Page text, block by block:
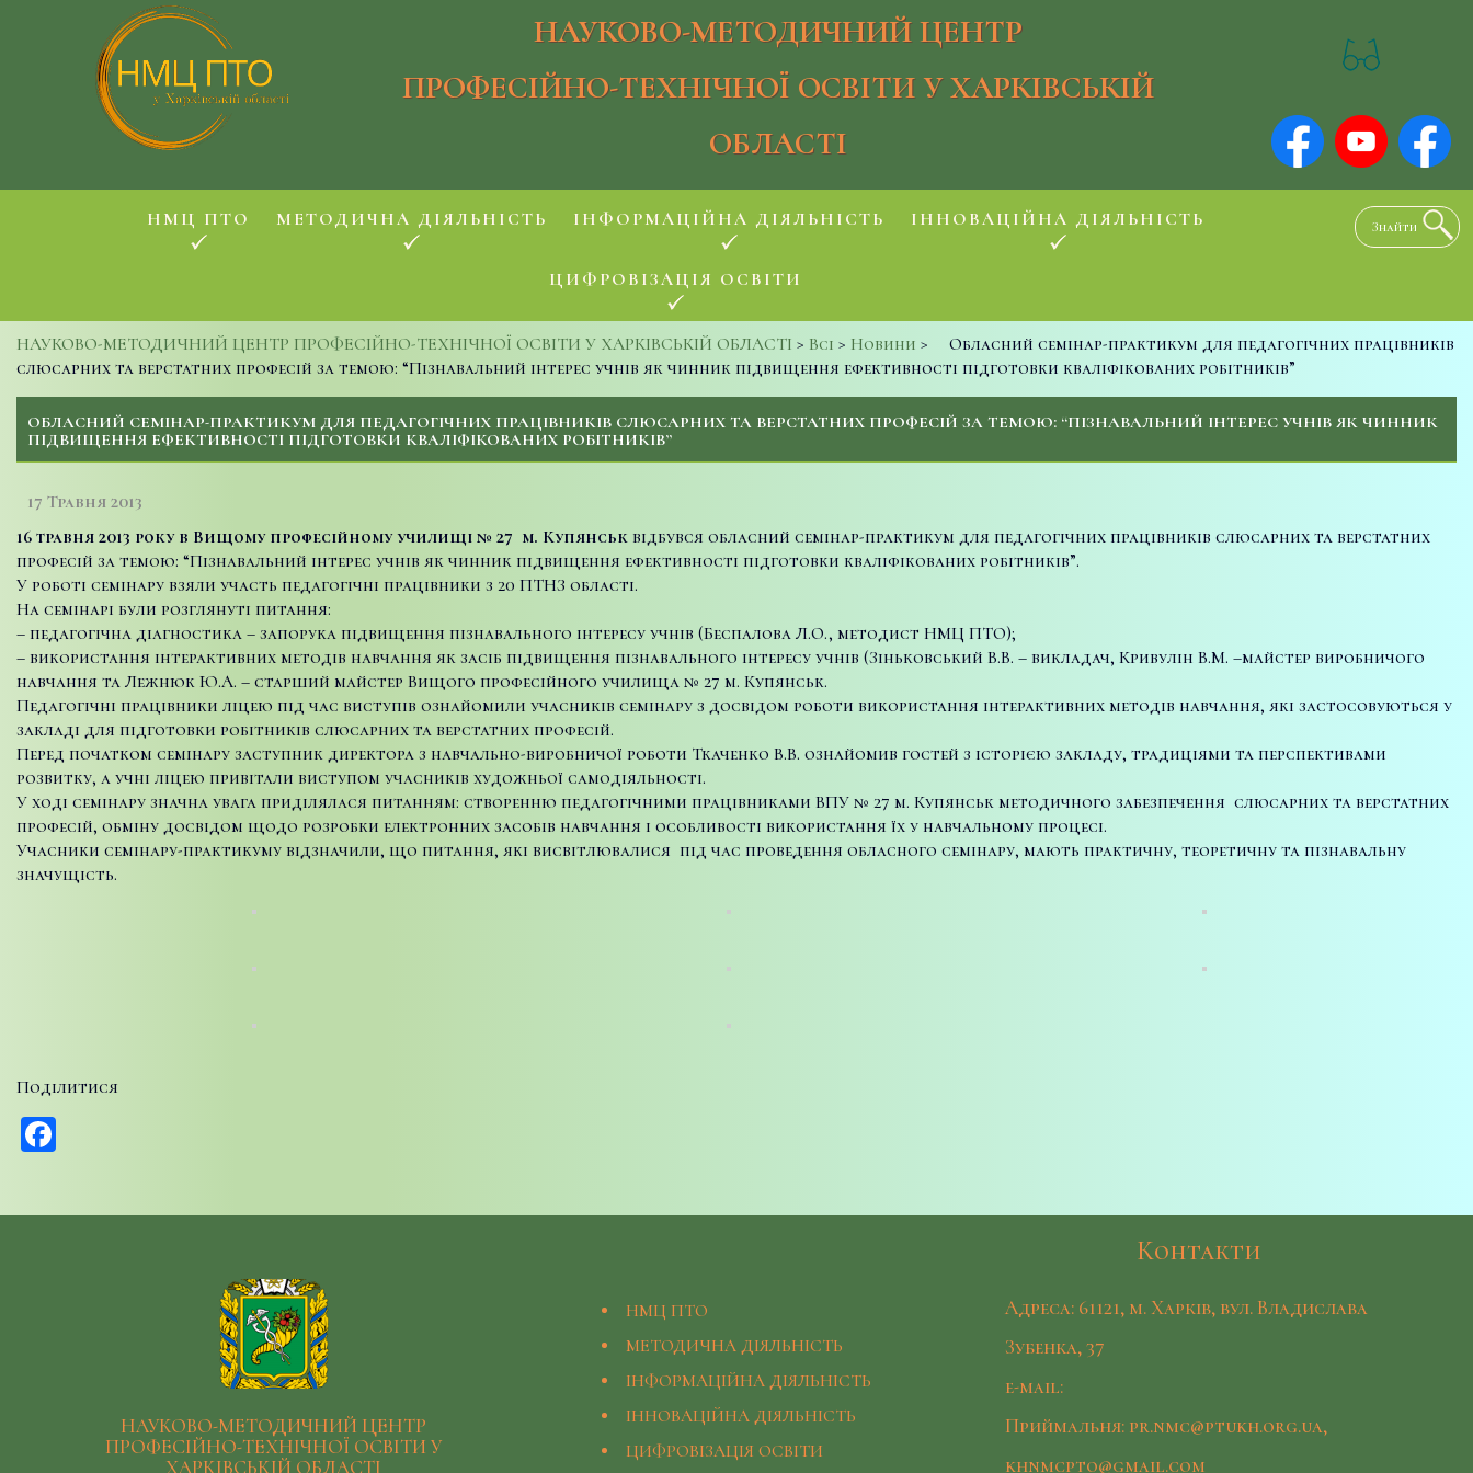
НАУКОВО-МЕТОДИЧНИЙ ЦЕНТР
ПРОФЕСІЙНО-ТЕХНІЧНОЇ ОСВІТИ У ХАРКІВСЬКІЙ
ОБЛАСТІ
НМЦ ПТО МЕТОДИЧНА ДІЯЛЬНІСТЬ ІНФОРМАЦІЙНА ДІЯЛЬНІСТЬ ІННОВАЦІЙНА ДІЯЛЬНІСТЬ
ЦИФРОВІЗАЦІЯ ОСВІТИ
НАУКОВО-МЕТОДИЧНИЙ ЦЕНТР ПРОФЕСІЙНО-ТЕХНІЧНОЇ ОСВІТИ У ХАРКІВСЬКІЙ ОБЛАСТІ > Всі > Новини >
Обласний семінар-практикум для педагогічних працівників
слюсарних та верстатних професій за темою: “Пізнавальний інтерес учнів як чинник підвищення ефективності підготовки кваліфікованих робітників”
ОБЛАСНИЙ СЕМІНАР-ПРАКТИКУМ ДЛЯ ПЕДАГОГІЧНИХ ПРАЦІВНИКІВ СЛЮСАРНИХ ТА ВЕРСТАТНИХ ПРОФЕСІЙ ЗА ТЕМОЮ: “ПІЗНАВАЛЬНИЙ ІНТЕРЕС УЧНІВ ЯК ЧИННИК
ПІДВИЩЕННЯ ЕФЕКТИВНОСТІ ПІДГОТОВКИ КВАЛІФІКОВАНИХ РОБІТНИКІВ”
17 Травня 2013
16 травня 2013 року в Вищому професійному училищі № 27 м. Купянськ відбувся обласний семінар-практикум для педагогічних працівників слюсарних та верстатних
професій за темою: “Пізнавальний інтерес учнів як чинник підвищення ефективності підготовки кваліфікованих робітників”.
У роботі семінару взяли участь педагогічні працівники з 20 ПТНЗ області.
На семінарі були розглянуті питання:
– педагогічна діагностика – запорука підвищення пізнавального інтересу учнів (Беспалова Л.О., методист НМЦ ПТО);
– використання інтерактивних методів навчання як засіб підвищення пізнавального інтересу учнів (Зіньковський В.В. – викладач, Кривулін В.М. –майстер виробничого
навчання та Лежнюк Ю.А. – старший майстер Вищого професійного училища № 27 м. Купянськ.
Педагогічні працівники ліцею під час виступів ознайомили учасників семінару з досвідом роботи використання інтерактивних методів навчання, які застосовуються у
закладі для підготовки робітників слюсарних та верстатних професій.
Перед початком семінару заступник директора з навчально-виробничої роботи Ткаченко В.В. ознайомив гостей з історією закладу, традиціями та перспективами
розвитку, а учні ліцею привітали виступом учасників художньої самодіяльності.
У ході семінару значна увага приділялася питанням: створенню педагогічними працівниками ВПУ № 27 м. Купянськ методичного забезпечення слюсарних та верстатних
професій, обміну досвідом щодо розробки електронних засобів навчання і особливості використання їх у навчальному процесі.
Учасники семінару-практикуму відзначили, що питання, які висвітлювалися під час проведення обласного семінару, мають практичну, теоретичну та пізнавальну
значущість.
Поділитися
НАУКОВО-МЕТОДИЧНИЙ ЦЕНТР
ПРОФЕСІЙНО-ТЕХНІЧНОЇ ОСВІТИ У
ХАРКІВСЬКІЙ ОБЛАСТІ
НМЦ ПТО
МЕТОДИЧНА ДІЯЛЬНІСТЬ
ІНФОРМАЦІЙНА ДІЯЛЬНІСТЬ
ІННОВАЦІЙНА ДІЯЛЬНІСТЬ
ЦИФРОВІЗАЦІЯ ОСВІТИ
Контакти
Адреса: 61121, м. Харків, вул. Владислава
Зубенка, 37
e-mail:
Приймальня: pr.nmc@ptukh.org.ua,
khnmcpto@gmail.com